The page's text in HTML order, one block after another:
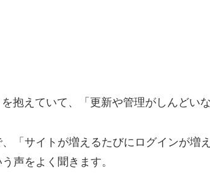
抱えていて、「更新や管理がしんどい
「サイトが増えるたびにログインが増
声をよく聞きます。